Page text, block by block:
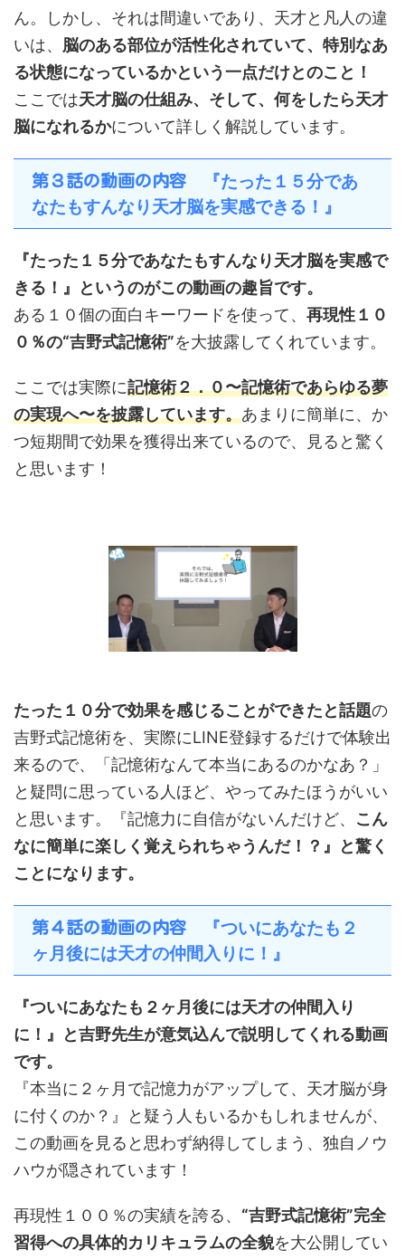
ん。しかし、それは間違いであり、天才と凡人の違
いは、 脳のある部位が活性化されていて、特別なあ
る状態になっているかという一点だけとのこと！
ここでは天才脳の仕組み、そして、何をしたら天才
脳になれるかについて詳しく解説しています。
第３話の動画の内容
『たった１５分であ
なたもすんなり天才脳を実感できる！』
『たった１５分であなたもすんなり天才脳を実感で
きる！』というのがこの動画の趣旨です。
ある１０個の面白キーワードを使って、 再現性１０
０％の“吉野式記憶術”を大披露してくれています。
ここでは実際に記憶術２．０〜記憶術であらゆる夢
の実現へ〜を披露しています。あまりに簡単に、か
つ短期間で効果を獲得出来ているので、見ると驚く
と思います！
たった１０分で効果を感じることができたと話題の
吉野式記憶術を、実際にLINE登録するだけで体験出
来るので、「記憶術なんて本当にあるのかなあ？」
と疑問に思っている人ほど、やってみたほうがいい
と思います。『記憶力に自信がないんだけど、 こん
なに簡単に楽しく覚えられちゃうんだ！？』と驚く
ことになります。
第４話の動画の内容
『ついにあなたも２
ヶ月後には天才の仲間入りに！』
『ついにあなたも２ヶ月後には天才の仲間入り
に！』と吉野先生が意気込んで説明してくれる動画
です。
『本当に２ヶ月で記憶力がアップして、天才脳が身
に付くのか？』と疑う人もいるかもしれませんが、
この動画を見ると思わず納得してしまう、独自ノウ
ハウが隠されています！
再現性１００％の実績を誇る、 “吉野式記憶術”完全
習得への具体的カリキュラムの全貌を大公開してい